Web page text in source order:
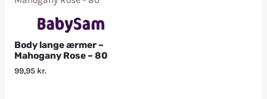
Body lange ærmer –
Mahogany Rose – 80
99,95 kr.